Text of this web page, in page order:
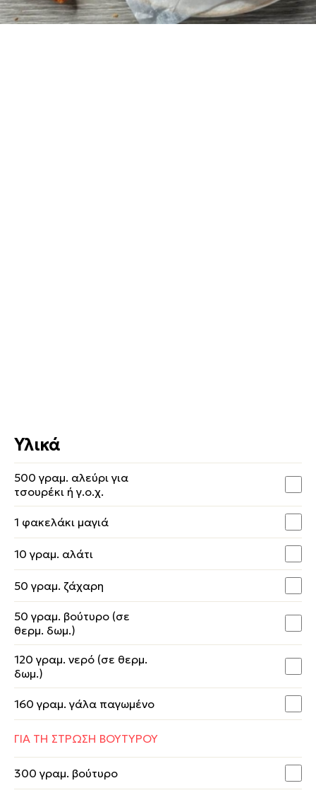
Υλικά
500 γραμ. αλεύρι για
τσουρέκι ή γ.ο.χ.
1 φακελάκι μαγιά
10 γραμ. αλάτι
50 γραμ. ζάχαρη
50 γραμ. βούτυρο (σε
θερμ. δωμ.)
120 γραμ. νερό (σε θερμ.
δωμ.)
160 γραμ. γάλα παγωμένο
ΓΙΑ ΤΗ ΣΤΡΩΣΗ ΒΟΥΤΥΡΟΥ
300 γραμ. βούτυρο